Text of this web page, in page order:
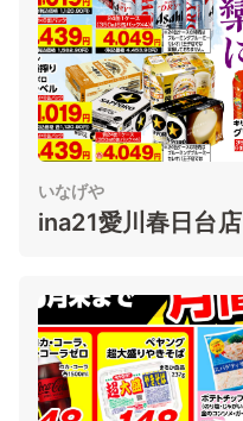
いなげや
ina21愛川春日台店